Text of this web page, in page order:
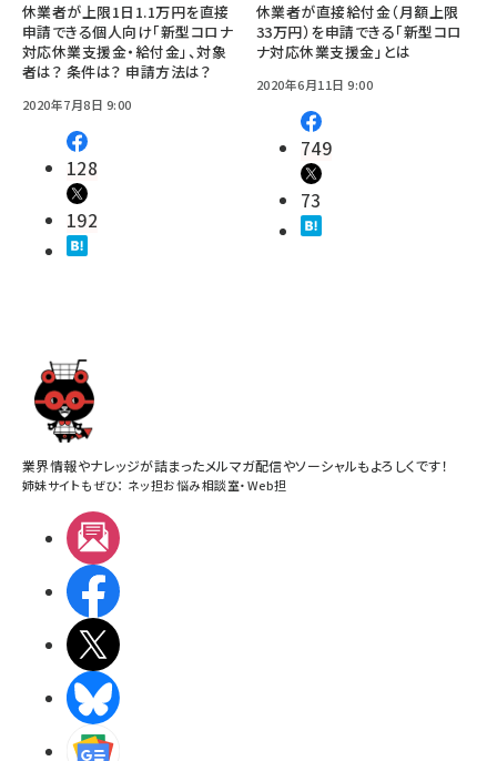
休業者が上限1日1.1万円を直接
申請できる個人向け「新型コロナ
対応休業支援金・給付金」、対象
者は？ 条件は？ 申請方法は？
2020年7月8日 9:00
128
192
休業者が直接給付金（月額上限
33万円）を申請できる「新型コロ
ナ対応休業支援金」とは
2020年6月11日 9:00
749
73
業界情報やナレッジが詰まったメルマガ配信やソーシャルもよろしくです！
姉妹サイトもぜひ： ネッ担お悩み相談室・Web担